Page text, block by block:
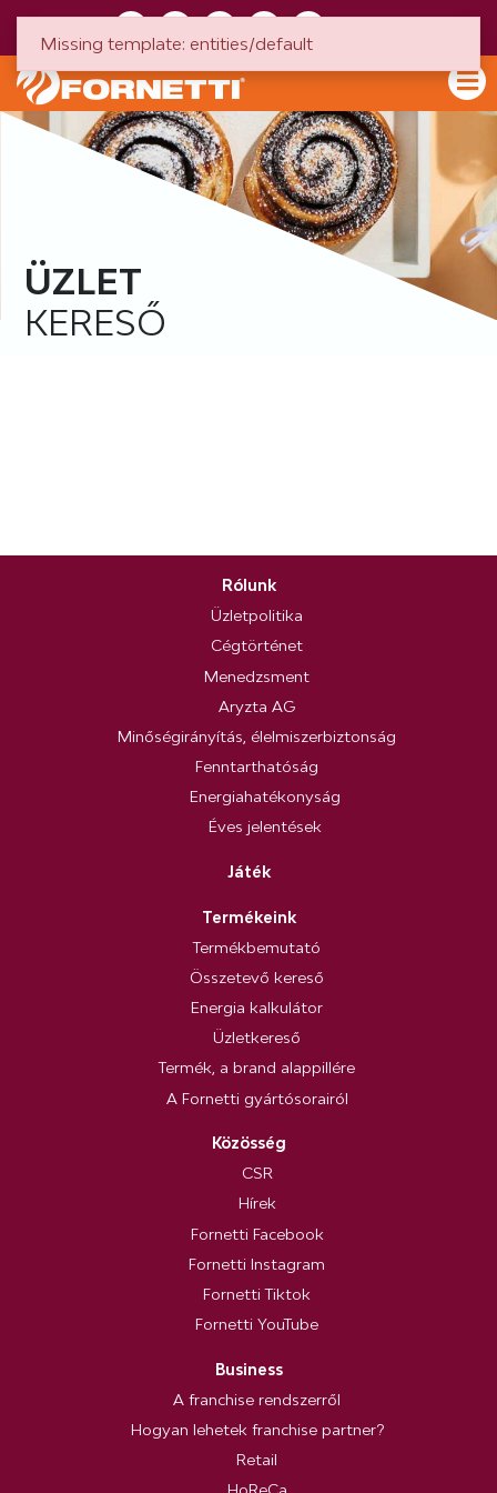
ÜZLET
KERESŐ
Rólunk
Üzletpolitika
Cégtörténet
Menedzsment
Aryzta AG
Minőségirányítás, élelmiszerbiztonság
Fenntarthatóság
Energiahatékonyság
Éves jelentések
Játék
Termékeink
Termékbemutató
Összetevő kereső
Energia kalkulátor
Üzletkereső
Termék, a brand alappillére
A Fornetti gyártósorairól
Közösség
CSR
Hírek
Fornetti Facebook
Fornetti Instagram
Fornetti Tiktok
Fornetti YouTube
Business
A franchise rendszerről
Hogyan lehetek franchise partner?
Retail
Missing template: entities/default